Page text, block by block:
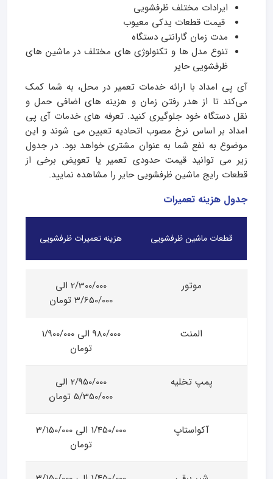
ایرادات مختلف ظرفشویی
قیمت قطعات یدکی معیوب
مدت زمان گارانتی دستگاه
تنوع مدل‌ ها و تکنولوژی‌ های مختلف در ماشین‌ های
ظرفشویی حایر
آی پی امداد با ارائه خدمات تعمیر در محل، به شما کمک
می‌کند تا از هدر رفتن زمان و هزینه‌ های اضافی حمل و
نقل دستگاه خود جلوگیری کنید. تعرفه‌ های خدمات آی پی
امداد بر اساس نرخ مصوب اتحادیه تعیین می‌ شوند و این
موضوع به نفع شما به عنوان مشتری خواهد بود. در جدول
زیر می‌ توانید قیمت حدودی تعمیر یا تعویض برخی از
قطعات رایج ماشین ظرفشویی حایر را مشاهده نمایید.
جدول هزینه تعمیرات
قطعات ماشین ظرفشویی هزینه تعمیرات ظرفشویی
موتور
2/300/000 الی
3/650/000 تومان
المنت
980/000 الی 1/900/000
تومان
پمپ تخلیه
2/950/000 الی
5/350/000 تومان
آکواستاپ
1/450/000 الی 3/150/000
تومان